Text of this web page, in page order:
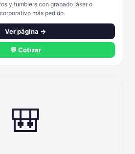
y tumblers con grabado láser o
más pedido.
Ver página →
💬 Cotizar
🎒